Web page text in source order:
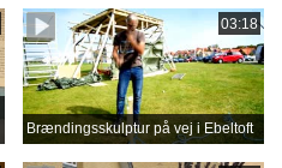
03:18
Brændingsskulptur på vej i Ebeltoft